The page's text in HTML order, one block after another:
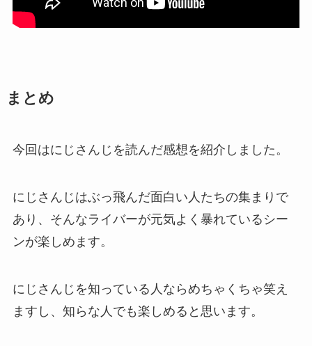
まとめ
今回はにじさんじを読んだ感想を紹介しました。
にじさんじはぶっ飛んだ面白い人たちの集まりで
あり、そんなライバーが元気よく暴れているシー
ンが楽しめます。
にじさんじを知っている人ならめちゃくちゃ笑え
ますし、知らな人でも楽しめると思います。